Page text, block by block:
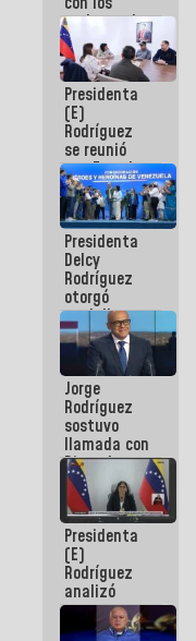
trabajos de
mantenimiento
e inspección
en la Línea 2
Presidenta
(E)
Rodríguez
se reunió
con Estado
Mayor
Eléctrico
para
abordar
planes de
acción
Presidenta
Delcy
Rodríguez
otorgó
medalla
"Héroe de
Venezuela"
a servidores
públicos
Jorge
Rodríguez
sostuvo
llamada con
Dinorah
Figuera y
acuerdan
primer
encuentro
presencial
para el
diálogo
Presidenta
(E)
Rodríguez
analizó
junto a
gobernadores